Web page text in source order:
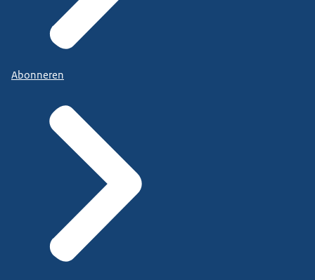
Abonneren